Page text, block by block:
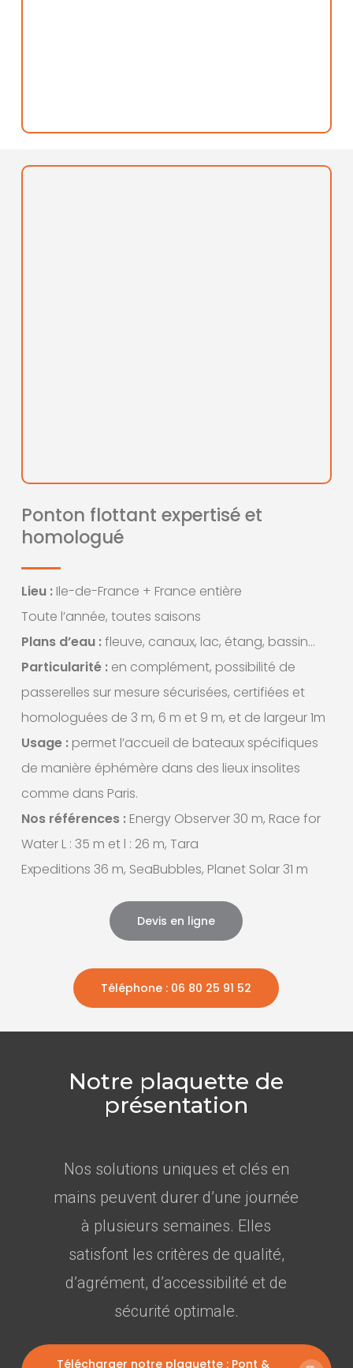
Ponton flottant expertisé et
homologué
Lieu :Ile-de-France + France entière
Toute l’année, toutes saisons
Plans d’eau :fleuve, canaux, lac, étang, bassin…
Particularité :en complément, possibilité de
passerelles sur mesure sécurisées, certifiées et
homologuées de 3 m, 6 m et 9 m, et de largeur 1m
Usage :permet l’accueil de bateaux spécifiques
de manière éphémère dans des lieux insolites
comme dans Paris.
Nos références :Energy Observer 30 m, Race for
Water L : 35 m et l : 26 m, Tara
Expeditions 36 m, SeaBubbles, Planet Solar 31 m
Devis en ligne
Téléphone : 06 80 25 91 52
Notre plaquette de
présentation
Nos solutions uniques et clés en
mains peuvent durer d’une journée
à plusieurs semaines. Elles
satisfont les critères de qualité,
d’agrément, d’accessibilité et de
sécurité optimale.
Télécharger notre plaquette : Pont &